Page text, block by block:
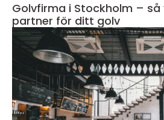
Golvfirma i Stockholm –
partner för ditt golv